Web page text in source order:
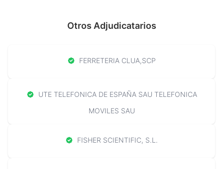
Otros Adjudicatarios
FERRETERIA CLUA,SCP
UTE TELEFONICA DE ESPAÑA SAU TELEFONICA
MOVILES SAU
FISHER SCIENTIFIC, S.L.